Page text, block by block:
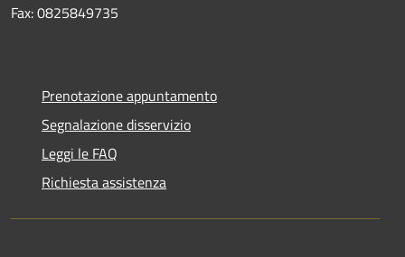
Fax: 0825849735
Prenotazione appuntamento
Segnalazione disservizio
Leggi le FAQ
Richiesta assistenza